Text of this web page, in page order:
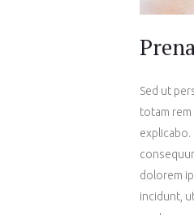
Sed ut
totam rem
dolorem
incidunt,